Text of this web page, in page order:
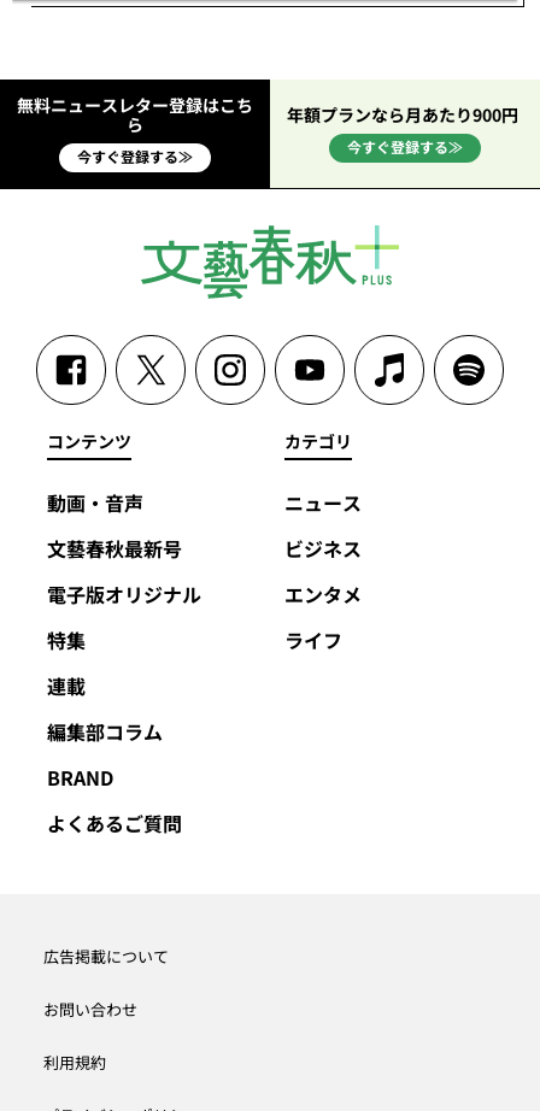
無料ニュースレター登録はこち
ら
今すぐ登録する≫
年額プランなら月あたり900円
今すぐ登録する≫
コンテンツ
動画・音声
文藝春秋最新号
電子版オリジナル
特集
連載
編集部コラム
BRAND
よくあるご質問
カテゴリ
ニュース
ビジネス
エンタメ
ライフ
広告掲載について
お問い合わせ
利用規約